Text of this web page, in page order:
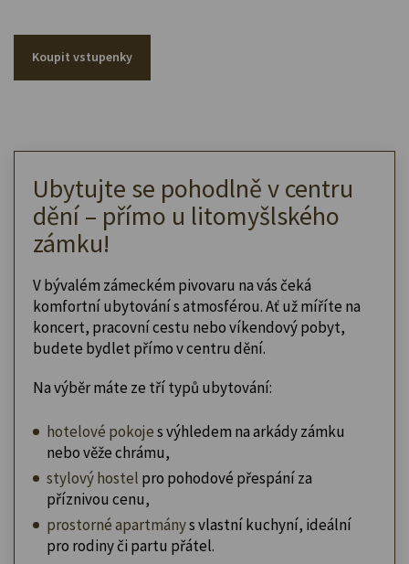
Koupit vstupenky
Ubytujte se pohodlně v centru
dění – přímo u litomyšlského
zámku!
V bývalém zámeckém pivovaru na vás čeká
komfortní ubytování s atmosférou. Ať už míříte na
koncert, pracovní cestu nebo víkendový pobyt,
budete bydlet přímo v centru dění.
Na výběr máte ze tří typů ubytování:
hotelové pokojes výhledem na arkády zámku
nebo věže chrámu,
stylový hostel pro pohodové přespání za
příznivou cenu,
prostorné apartmánys vlastní kuchyní, ideální
pro rodiny či partu přátel.